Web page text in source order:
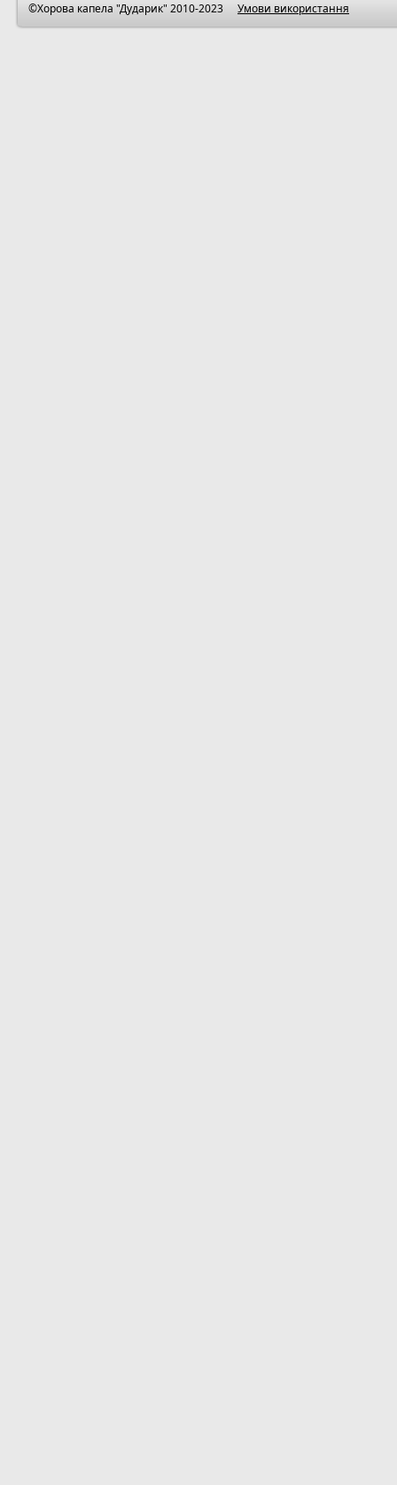
©Хорова капела "Дударик" 2010-2023 Умови використання